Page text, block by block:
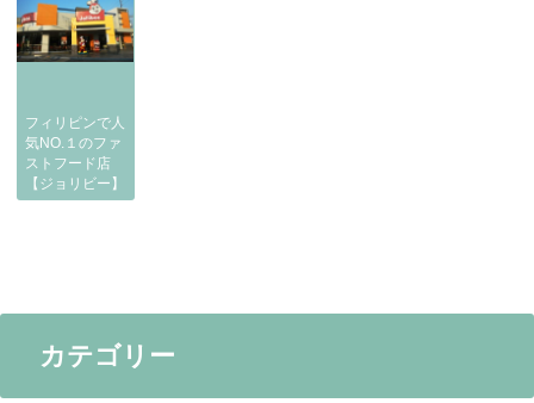
フィリピンで人
気NO.１のファ
ストフード店
【ジョリビー】
カテゴリー